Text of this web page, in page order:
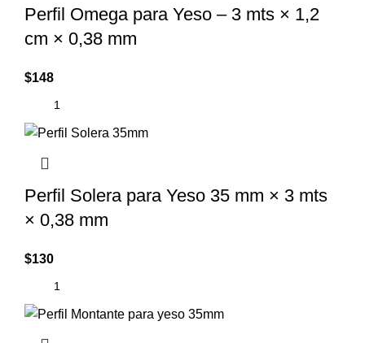
Perfil Omega para Yeso – 3 mts × 1,2
cm × 0,38 mm
$148
Perfil Solera para Yeso 35 mm × 3 mts
× 0,38 mm
$130